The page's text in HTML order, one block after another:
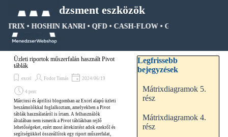
Menedzsment eszközök
• HOSHIN KANRI • QFD • CASH-FLOW • GANTT DIAGRAM
Ugrás a menüre
Üzleti riportok műszerfalán használt Pivot
táblák
excel Fodor Tamás 2024/06/19
4 perc
Márciusi és áprilisi blogomban az Excel alapú üzleti
beszámolókkal foglalkoztam, amelyekben a Pivot
táblák használatáról is írtam. A felhasználók
általában nem ismerik a Pivot táblákban rejlő
lehetőségeket, ezért most áttekintést adok ezekről és
segítségükkel összeállítok egy riport műszerfalat,
Kihagy blokk Legfrissebb
Legfrissebb
bejegyzések
Mátrixdiagramok 5.
rész
Mátrixdiagramok 4.
rész